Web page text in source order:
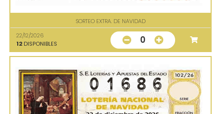
SORTEO EXTRA. DE NAVIDAD
22/12/2026
12 DISPONIBLES 0